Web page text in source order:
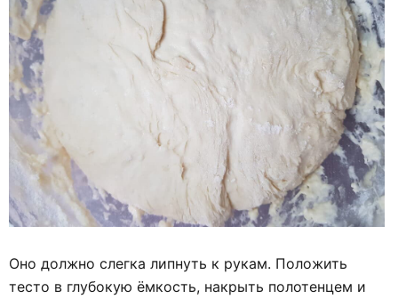
Оно должно слегка липнуть к рукам. Положить
тесто в глубокую ёмкость, накрыть полотенцем и